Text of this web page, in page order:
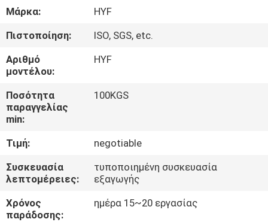
ΓΎΡΟΣ
ΕΡΓΟΣΤΑΣΊΩΝ
ΠΟΙΟΤΙΚΌΣ
ΈΛΕΓΧΟΣ
ΜΑΣ
ΕΛΆΤΕ
ΣΕ
ΕΠΑΦΉ
ΜΕ
Μάρκα:
HYF
Πιστοποίηση:
ISO, SGS, etc.
Αριθμό
μοντέλου:
HYF
Ποσότητα
παραγγελίας
min:
100KGS
Τιμή:
negotiable
Συσκευασία
λεπτομέρειες:
τυποποιημένη συσκευασία
εξαγωγής
Χρόνος
παράδοσης:
ημέρα 15~20 εργασίας